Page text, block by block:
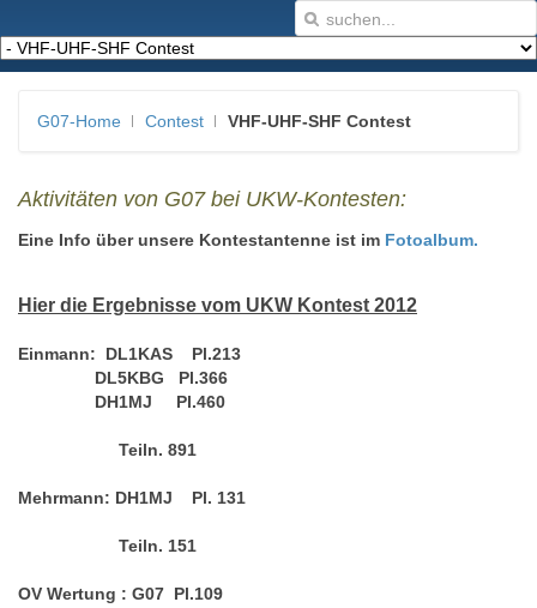
G07-Home Contest VHF-UHF-SHF Contest
Aktivitäten von G07 bei UKW-Kontesten:
Eine Info über unsere Kontestantenne ist im Fotoalbum.
Hier die Ergebnisse vom UKW Kontest 2012
Einmann: DL1KAS Pl.213
DL5KBG Pl.366
DH1MJ Pl.460
Teiln. 891
Mehrmann: DH1MJ Pl. 131
Teiln. 151
OV Wertung : G07 Pl.109